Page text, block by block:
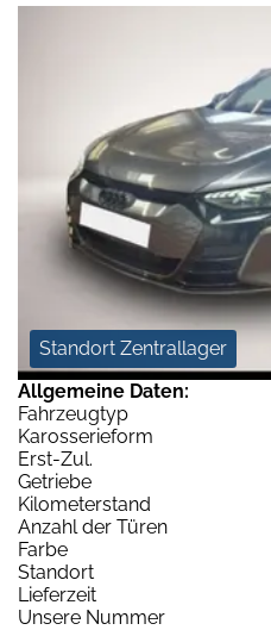
Standort Zentrallager
Allgemeine Daten:
Fahrzeugtyp
Karosserieform
Erst-Zul.
Getriebe
Kilometerstand
Anzahl der Türen
Farbe
Standort
Lieferzeit
Unsere Nummer